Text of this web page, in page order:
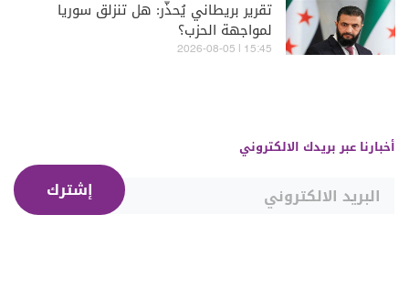
تقرير بريطاني يُحذّر: هل تنزلق سوريا
لمواجهة الحزب؟
15:45 | 2026-08-05
أخبارنا عبر بريدك الالكتروني
إشترك